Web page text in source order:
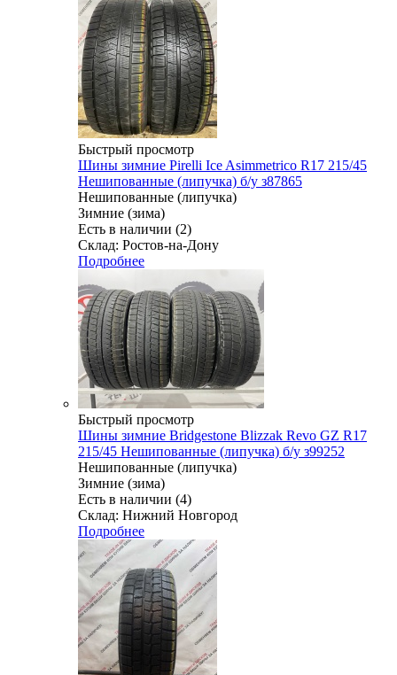
Быстрый просмотр
Шины зимние Pirelli Ice Asimmetrico R17 215/45
Нешипованные (липучка) б/у з87865
Нешипованные (липучка)
Зимние (зима)
Есть в наличии (2)
Склад: Ростов-на-Дону
Подробнее
Быстрый просмотр
Шины зимние Bridgestone Blizzak Revo GZ R17
215/45 Нешипованные (липучка) б/у з99252
Нешипованные (липучка)
Зимние (зима)
Есть в наличии (4)
Склад: Нижний Новгород
Подробнее